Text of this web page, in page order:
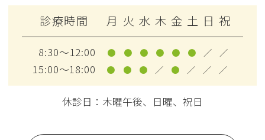
診療時間 月 火 水 木 金 土 日 祝
8:30～12:00 ● ● ● ● ● ● ／ ／
15:00～18:00 ● ● ● ／ ● ／ ／ ／
休診日：木曜午後、日曜、祝日